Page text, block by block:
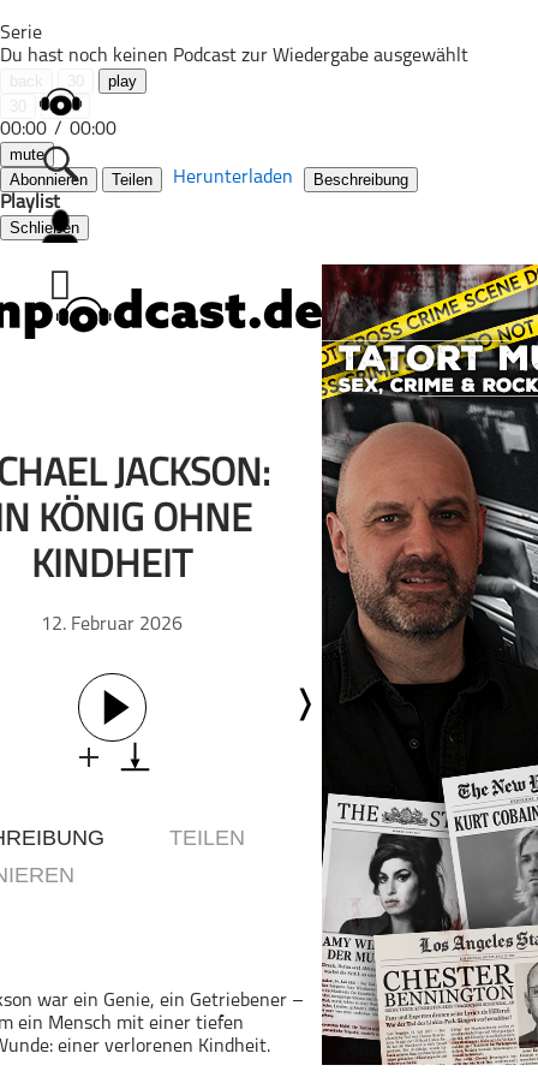
Serie
Du hast noch keinen Podcast zur Wiedergabe ausgewählt
back 30
play
30
next
00:00 / 00:00
mute
Abonnieren
Teilen Herunterladen Beschreibung
Playlist
Schließen
Bildung
Familie & Elternschaft
Fiktion
Freizeit
Geschichte
Gesellschaft & Kultur
Haustiere
Heim & Garten
Hobbys & Interessen
Karriere
Persönliche Finanzen
Politik & Regierung
JACKSON:
KÖNIG OHNE
KINDHEIT
12. Februar 2026
TEILEN
war ein Genie, ein Getriebener –
ein Mensch mit einer tiefen
einer verlorenen Kindheit.